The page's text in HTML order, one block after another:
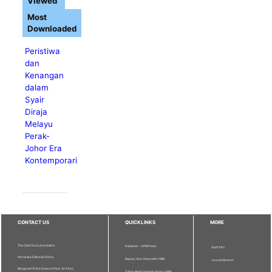
Peristiwa
dan
Kenangan
dalam
Syair
Diraja
Melayu
Perak-
Johor Era
Kontemporari
Most
Downloaded
CONTACT US
The Chief Executive Editor
Pertanika Editorial Office,
Bangunan Putra Science Park, 1st Floor,
QUICKLINKS
Publisher - UPM Press
Deputy Vice Chancellor (R&I)
Sultan Abdul Samad Library UPM
MORE
Staff Info
Journal Division